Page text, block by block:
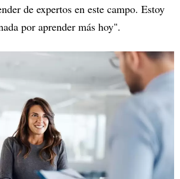
de expertos en este campo. Estoy
por aprender más hoy".